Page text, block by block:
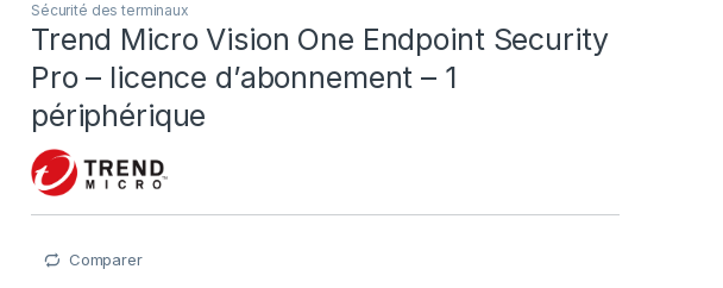
Sécurité des terminaux
Trend Micro Vision One Endpoint Security
Pro – licence d’abonnement – 1
périphérique
Comparer